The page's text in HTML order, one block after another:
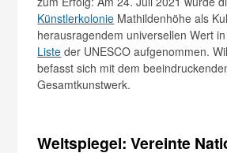
Künstlerkolonie Mathildenhöhe als
herausragendem universellen Wert
Liste der UNESCO aufgenommen.
befasst sich mit dem
Gesamtkunstwerk.
Weltspiegel: Vereinte